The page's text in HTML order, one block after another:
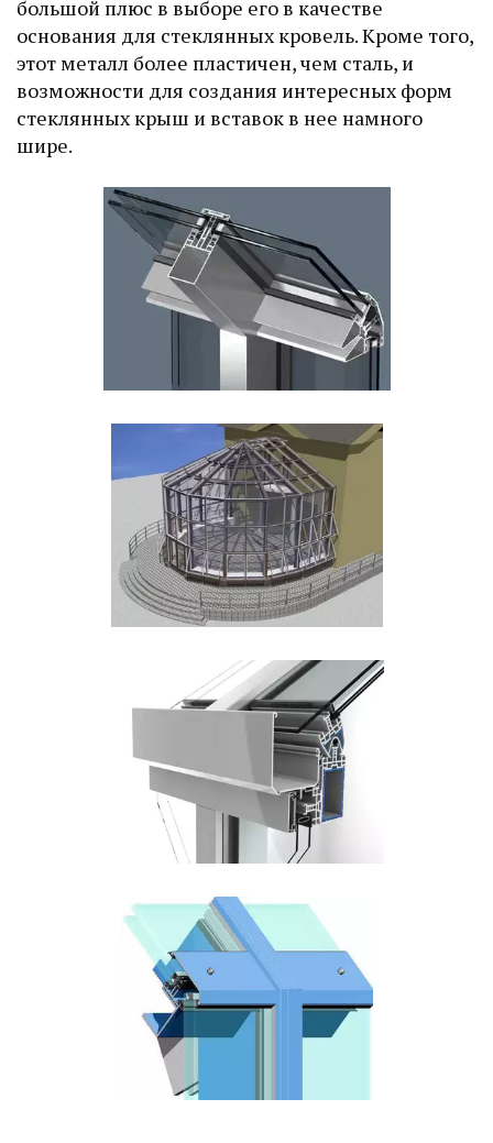
большой плюс в выборе его в качестве
основания для стеклянных кровель. Кроме того,
этот металл более пластичен, чем сталь, и
возможности для создания интересных форм
стеклянных крыш и вставок в нее намного
шире.